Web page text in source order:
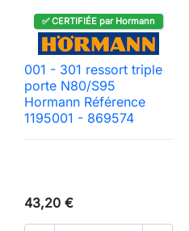
✅ CERTIFIÉE par Hormann
001 - 301 ressort triple
porte N80/S95
Hormann Référence
1195001 - 869574
43,20 €